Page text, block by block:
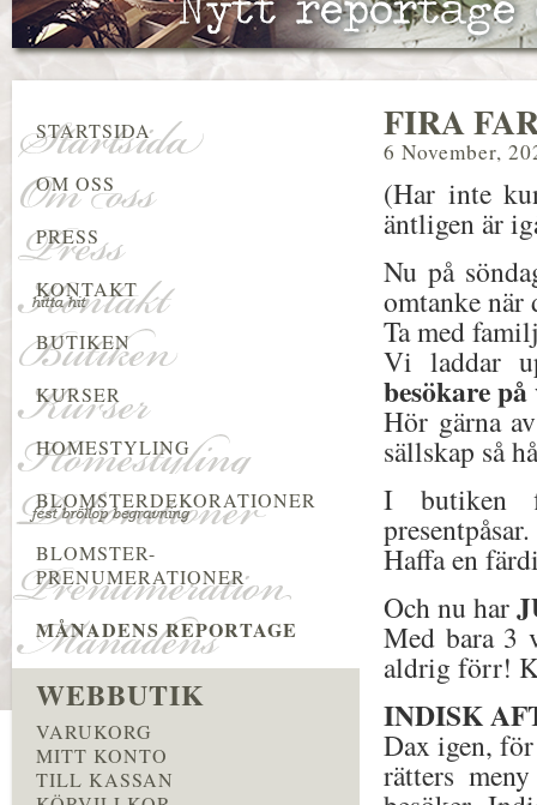
FIRA
6 November,
(Har inte
äntligen är
Nu på
omtanke när
Ta med
Vi laddar
besökare
Hör gärna
sällskap så
I butiken
presentpåsar.
Haffa en
Och nu har
Med bara 3
aldrig förr!
INDISK
Dax igen, för
rätters
STARTSIDA
OM OSS
PRESS
KONTAKT
BUTIKEN
KURSER
HOMESTYLING
BLOMSTERDEKORATIONER
BLOMSTER-
PRENUMERATIONER
MÅNADENS REPORTAGE
WEBBUTIK
VARUKORG
MITT KONTO
TILL KASSAN